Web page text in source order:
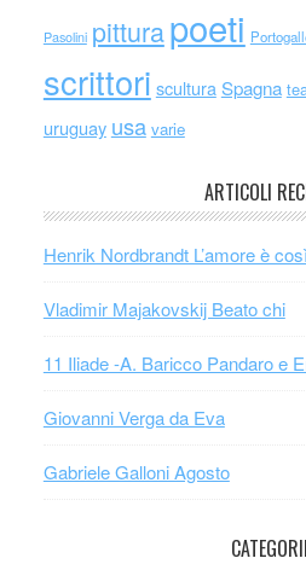
Pasolini pitturapoeti
scrittori scultura Spagna
uruguay usa varie
ARTICOLI
Henrik Nordbrandt L’amore è
Vladimir Majakovskij Beato chi
11 Iliade -A. Baricco Pandaro e
Giovanni Verga da Eva
Gabriele Galloni Agosto